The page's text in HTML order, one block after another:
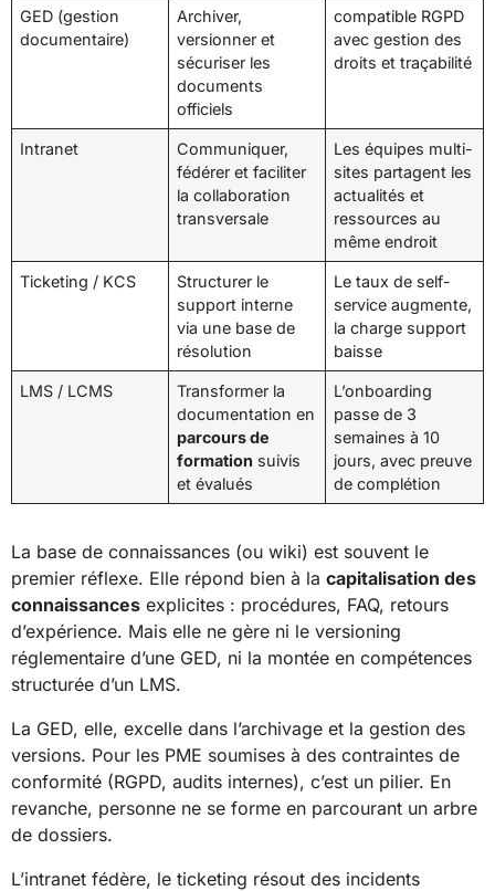
GED (gestion
documentaire)
Archiver,
versionner et
sécuriser les
documents
officiels
compatible RGPD
avec gestion des
droits et traçabilité
Intranet
Communiquer,
fédérer et faciliter
la collaboration
transversale
Les équipes multi-
sites partagent les
actualités et
ressources au
même endroit
Ticketing / KCS
Structurer le
support interne
via une base de
résolution
Le taux de self-
service augmente,
la charge support
baisse
LMS / LCMS
Transformer la
documentation en
parcours de
formation suivis
et évalués
L’onboarding
passe de 3
semaines à 10
jours, avec preuve
de complétion
La base de connaissances (ou wiki) est souvent le
premier réflexe. Elle répond bien à la capitalisation des
connaissances explicites : procédures, FAQ, retours
d’expérience. Mais elle ne gère ni le versioning
réglementaire d’une GED, ni la montée en compétences
structurée d’un LMS.
La GED, elle, excelle dans l’archivage et la gestion des
versions. Pour les PME soumises à des contraintes de
conformité (RGPD, audits internes), c’est un pilier. En
revanche, personne ne se forme en parcourant un arbre
de dossiers.
L’intranet fédère, le ticketing résout des incidents